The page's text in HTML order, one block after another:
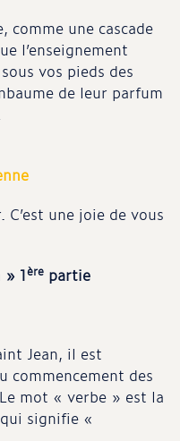
comme une cascade
l’enseignement
vos pieds des
de leur parfum
une joie de vous
1ère partie
Jean, il est
commencement des
mot « verbe » est la
signifie «